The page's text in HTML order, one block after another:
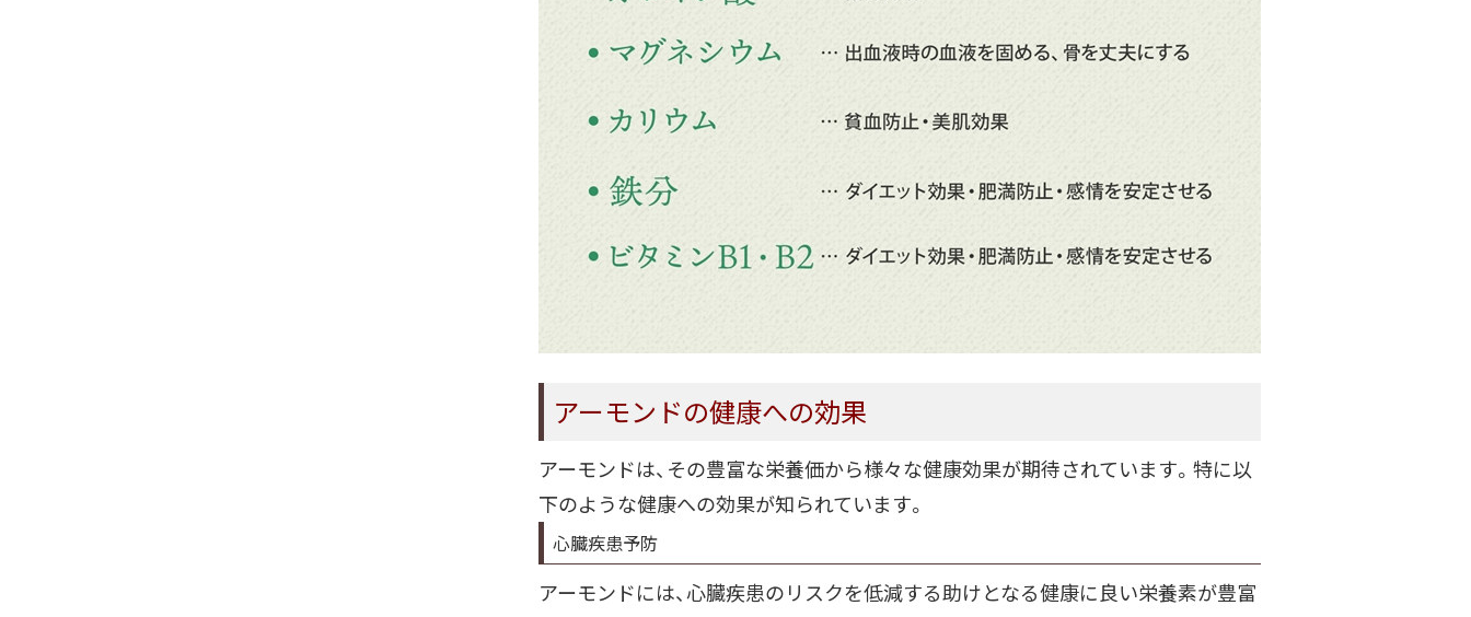
アーモンドの健康への効果
アーモンドは、その豊富な栄養価から様々な健康効果が期待されています。特に以
下のような健康への効果が知られています。
心臓疾患予防
アーモンドには、心臓疾患のリスクを低減する助けとなる健康に良い栄養素が豊富